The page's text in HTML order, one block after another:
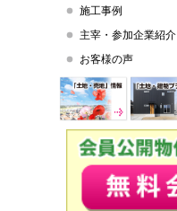
施工事例
主宰・参加企業紹介
お客様の声